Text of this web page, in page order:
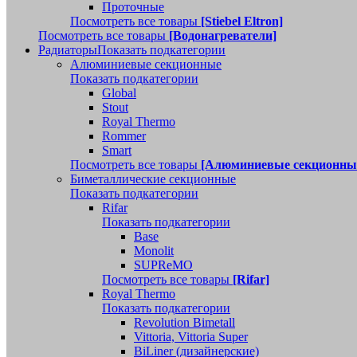
Проточные
Посмотреть все товары [Stiebel Eltron]
Посмотреть все товары [Водонагреватели]
РадиаторыПоказать подкатегории
Алюминиевые секционные
Показать подкатегории
Global
Stout
Royal Thermo
Rommer
Smart
Посмотреть все товары [Алюминиевые
Биметаллические секционные
Показать подкатегории
Rifar
Показать подкатегории
Base
Monolit
SUPReMO
Посмотреть все товары [Rifar]
Royal Thermo
Показать подкатегории
Revolution Bimetall
Vittoria, Vittoria Super
BiLiner (дизайнерские)